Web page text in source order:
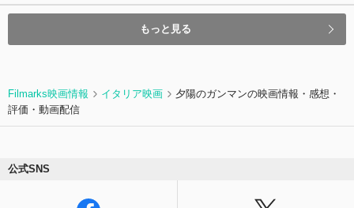
もっと見る
Filmarks映画情報 イタリア映画
夕陽のガンマンの映画情報・感想・
評価・動画配信
公式SNS